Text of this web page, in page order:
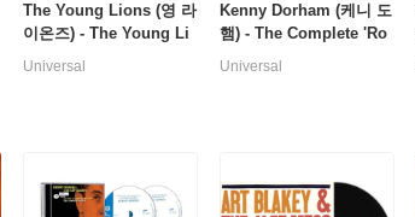
The Young Lions (영 라
이온즈) - The Young Li
ons [LP]
Universal
Kenny Dorham (케니 도
햄) - The Complete 'Ro
und About at the Cafe
Universal